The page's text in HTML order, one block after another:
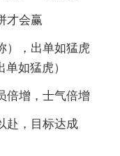
才会赢
），出单如猛虎
如猛虎）
倍增，士气倍增
赴，目标达成